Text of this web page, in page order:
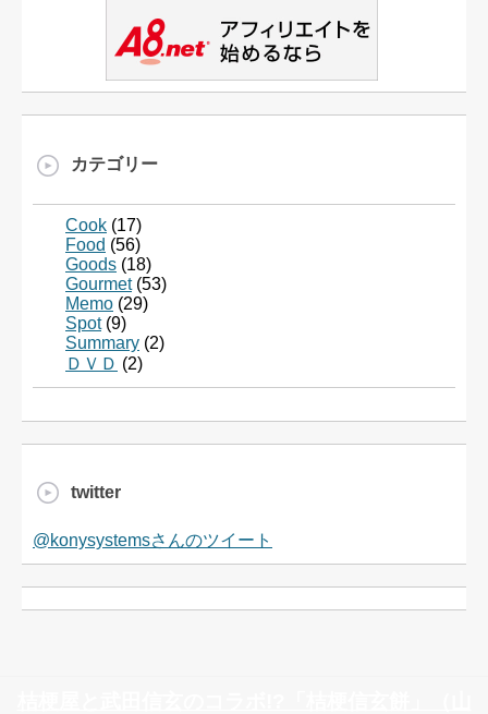
カテゴリー
Cook (17)
Food (56)
Goods (18)
Gourmet(53)
Memo (29)
Spot(9)
Summary (2)
ＤＶＤ (2)
twitter
@konysystemsさんのツイート